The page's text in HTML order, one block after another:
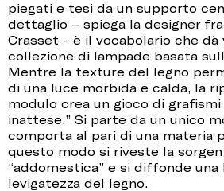
piegati e tesi da un supporto
dettaglio – spiega la designer
Crasset - è il vocabolario che dà
collezione di lampade basata
Mentre la texture del legno
di una luce morbida e calda, la
modulo crea un gioco di
inattese.” Si parte da un unico
comporta al pari di una materia
questo modo si riveste la
“addomestica” e si diffonde
levigatezza del legno.